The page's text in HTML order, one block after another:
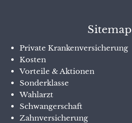
Sitemap
Private Krankenversicherung
Kosten
Vorteile & Aktionen
Sonderklasse
Wahlarzt
Schwangerschaft
Zahnversicherung